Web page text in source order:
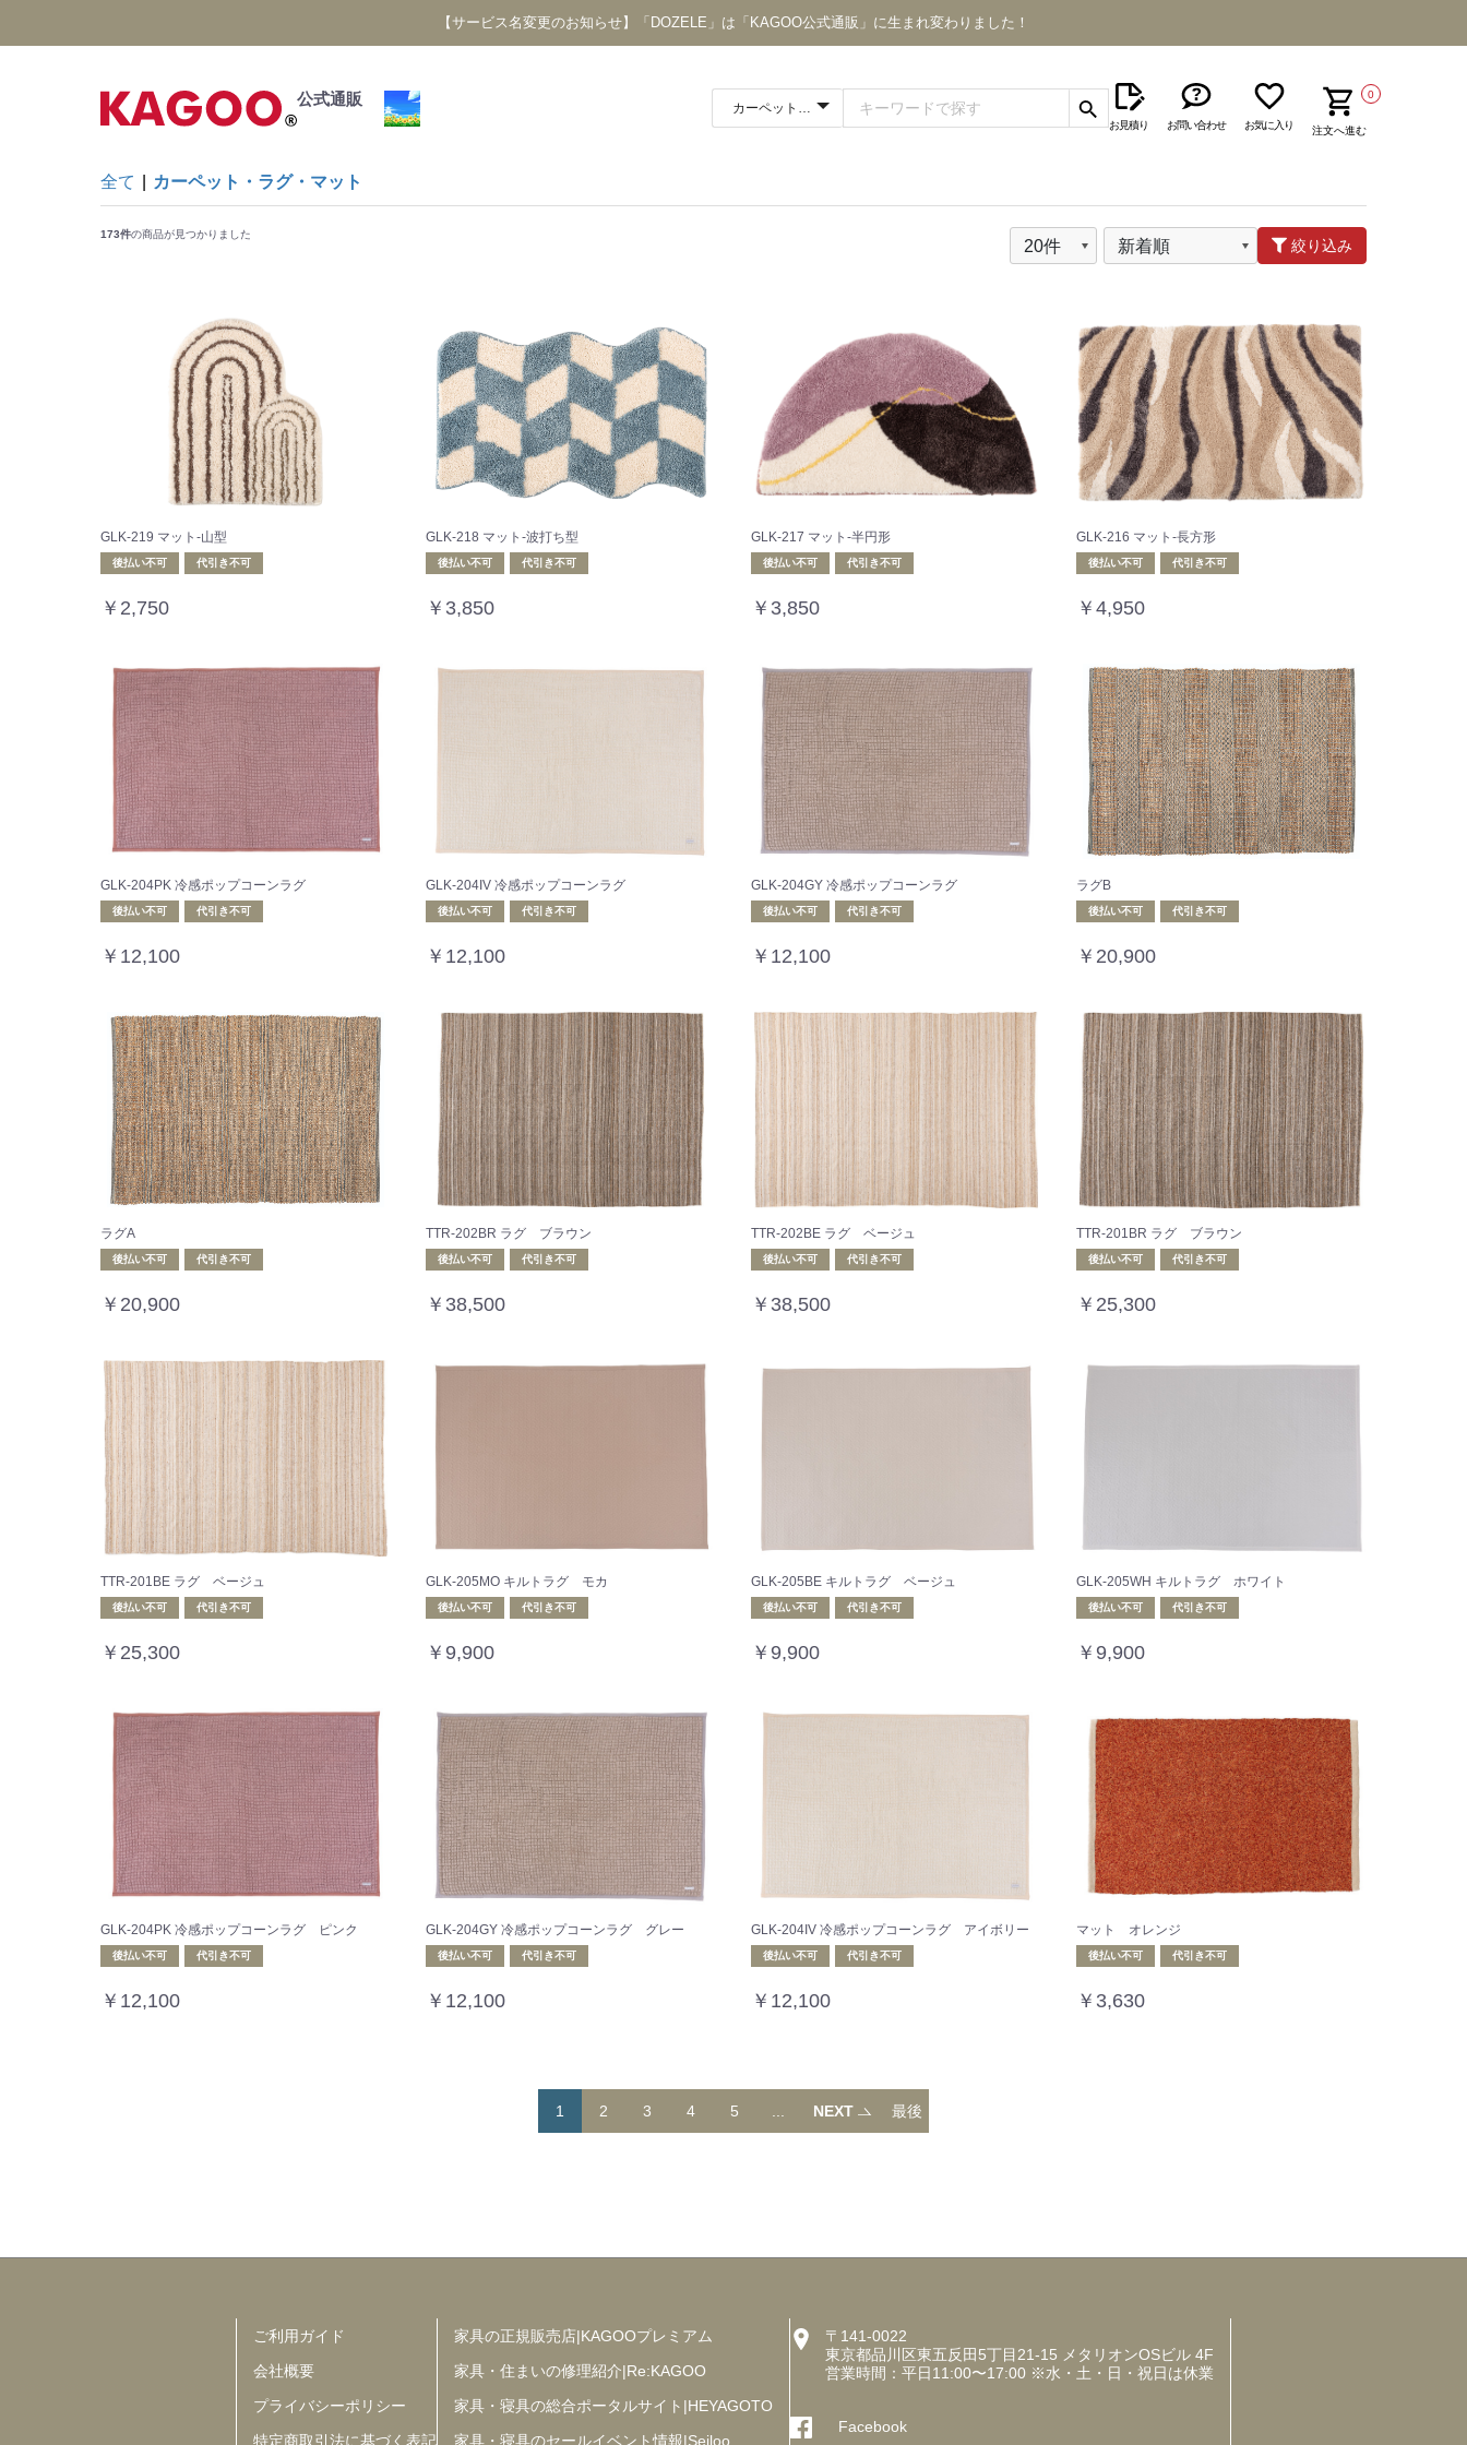
【サービス名変更のお知らせ】「DOZELE」は「KAGOO公式通販」に生まれ変わりました！
公式通販
お見積り お問い合わせ お気に入り
0
注文へ進む
全て カーペット・ラグ・マット
173件の商品が見つかりました
絞り込み
GLK-219 マット-山型
後払い不可 代引き不可
￥2,750
GLK-218 マット-波打ち型
後払い不可 代引き不可
￥3,850
GLK-217 マット-半円形
後払い不可 代引き不可
￥3,850
GLK-216 マット-長方形
後払い不可 代引き不可
￥4,950
GLK-204PK 冷感ポップコーンラグ
後払い不可 代引き不可
￥12,100
GLK-204IV 冷感ポップコーンラグ
後払い不可 代引き不可
￥12,100
GLK-204GY 冷感ポップコーンラグ
後払い不可 代引き不可
￥12,100
ラグB
後払い不可 代引き不可
￥20,900
ラグA
後払い不可 代引き不可
￥20,900
TTR-202BR ラグ ブラウン
後払い不可 代引き不可
￥38,500
TTR-202BE ラグ ベージュ
後払い不可 代引き不可
￥38,500
TTR-201BR ラグ ブラウン
後払い不可 代引き不可
￥25,300
TTR-201BE ラグ ベージュ
後払い不可 代引き不可
￥25,300
GLK-205MO キルトラグ モカ
後払い不可 代引き不可
￥9,900
GLK-205BE キルトラグ ベージュ
後払い不可 代引き不可
￥9,900
GLK-205WH キルトラグ ホワイト
後払い不可 代引き不可
￥9,900
GLK-204PK 冷感ポップコーンラグ ピンク
後払い不可 代引き不可
￥12,100
GLK-204GY 冷感ポップコーンラグ グレー
後払い不可 代引き不可
￥12,100
GLK-204IV 冷感ポップコーンラグ アイボリー
後払い不可 代引き不可
￥12,100
マット オレンジ
後払い不可 代引き不可
￥3,630
1 2 3 4 5 NEXT 最後
ご利用ガイド
会社概要
プライバシーポリシー
特定商取引法に基づく表記
家具の正規販売店|KAGOOプレミアム
家具・住まいの修理紹介|Re:KAGOO
家具・寝具の総合ポータルサイト|HEYAGOTO
家具・寝具のセールイベント情報|Seiloo
〒141-0022
東京都品川区東五反田5丁目21-15 メタリオンOSビル 4F
営業時間：平日11:00〜17:00 ※水・土・日・祝日は休業
Facebook